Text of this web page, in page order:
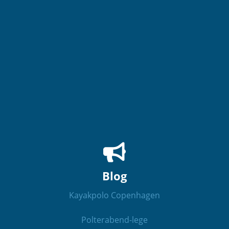
Blog
Kayakpolo Copenhagen
Polterabend-lege